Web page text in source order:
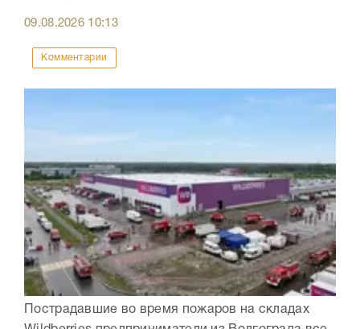
09.08.2026 10:13
Комментарии
Пострадавшие во время пожаров на складах